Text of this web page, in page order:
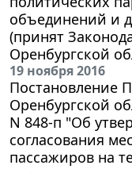
объединений и
(принят
Оренбургской
19 ноября 2016
Постановление
Оренбургской
N 848-п "Об
согласования
пассажиров на